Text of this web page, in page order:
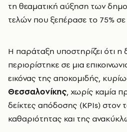
τη θεαματική αύξηση των
τελών που ξεπέρασε το 75%
Η παράταξη υποστηρίζει ότι η
περιορίστηκε σε μια
εικόνας της αποκομιδής,
Θεσσαλονίκης, χωρίς καμία
δείκτες απόδοσης (KPIs) στον
καθαριότητας και της